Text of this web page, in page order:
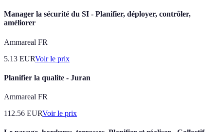
Manager la sécurité du SI - Planifier, déployer, contrôler,
améliorer
Ammareal FR
5.13 EURVoir le prix
Planifier la qualite - Juran
Ammareal FR
112.56 EURVoir le prix